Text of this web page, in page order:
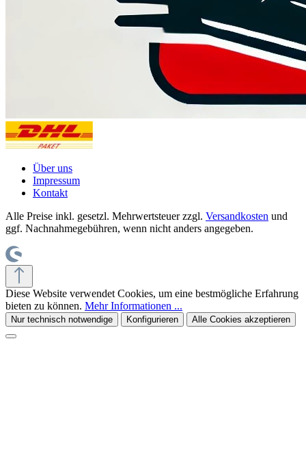
Über uns
Impressum
Kontakt
Alle Preise inkl. gesetzl. Mehrwertsteuer zzgl. Versandkosten und
ggf. Nachnahmegebühren, wenn nicht anders angegeben.
Diese Website verwendet Cookies, um eine bestmögliche Erfahrung
bieten zu können. Mehr Informationen ...
Nur technisch notwendige Konfigurieren Alle Cookies akzeptieren